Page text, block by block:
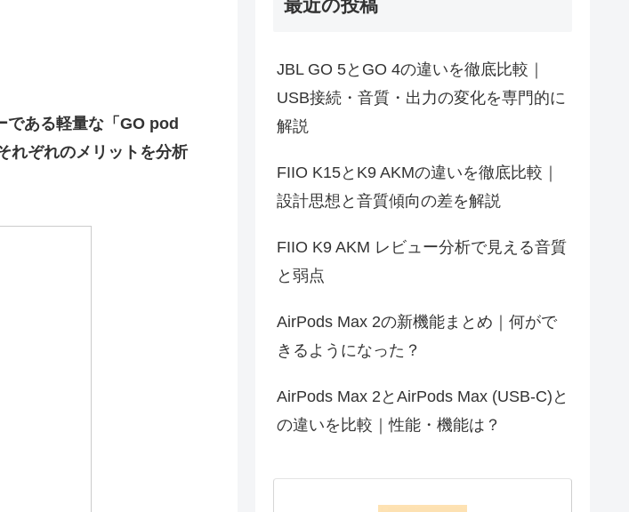
ある軽量な「GO pod
れぞれのメリットを分析
最近の投稿
JBL GO 5とGO 4の違いを徹底比較｜
USB接続・音質・出力の変化を専門的に
解説
FIIO K15とK9 AKMの違いを徹底比較｜
設計思想と音質傾向の差を解説
FIIO K9 AKM レビュー分析で見える音質
と弱点
AirPods Max 2の新機能まとめ｜何がで
きるようになった？
AirPods Max 2とAirPods Max (USB-C)と
の違いを比較｜性能・機能は？